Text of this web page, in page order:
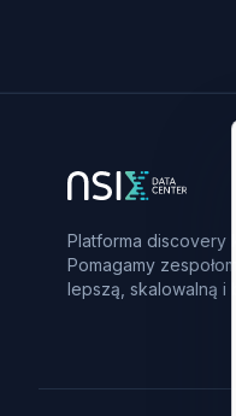
Platforma discovery
Pomagamy
lepszą, skalowalną i